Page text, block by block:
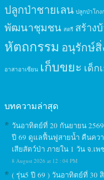
ปลูกป่าชายเลน ปลูกป่าโกง
พัฒนาชุมชน สตรี สร้าง
หัตถกรรม อนุรักษ์
อาสาอาเซียน เก็บขยะ เด็ก
บทความล่าสุด
วันอาทิตย์ที่ 20 กันยายน
ปี 69 ดูแลฟื้นฟูสายน้ำ คืนคว
เสียสัตว์ป่า ภายใน 1 วัน จ.เพ
8 August 2026 at 12 : 04 PM
( รุ่น5 ปี 69 ) วันอาทิตย์ที่ 30